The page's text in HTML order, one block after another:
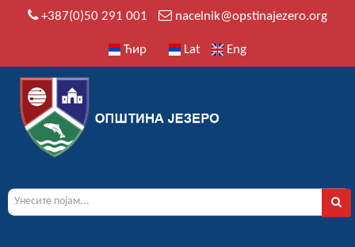
+387(0)50 291 001 nacelnik@opstinajezero.org
Ћир Lat Eng